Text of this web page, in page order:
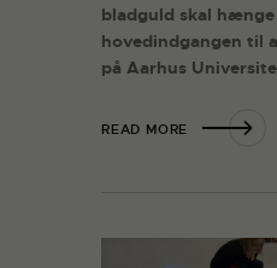
bladguld skal
hovedindgangen til
på Aarhus
READ MORE